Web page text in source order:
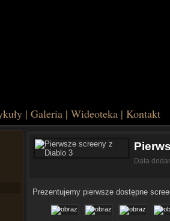
| Galeria | Wideoteka | Kontakt
Data
Prezentujemy pierwsze dostępne